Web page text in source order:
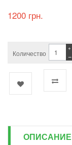
1200 грн.
Количество −
+
ОПИСАНИЕ